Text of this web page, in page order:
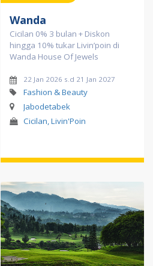
Wanda
Cicilan 0% 3 bulan + Diskon
hingga 10% tukar Livin’poin di
Wanda House Of Jewels
22 Jan 2026 s.d 21 Jan 2027
Fashion & Beauty
Jabodetabek
Cicilan, Livin'Poin